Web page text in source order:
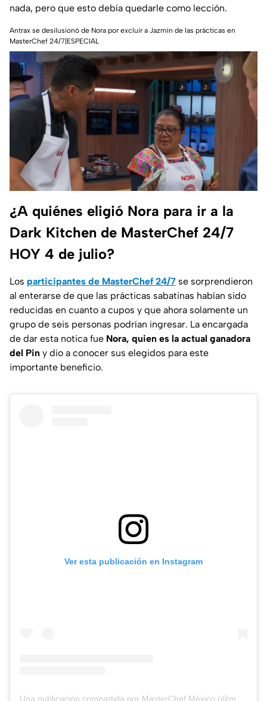
nada, pero que esto debía quedarle como lección.
Antrax se desilusionó de Nora por excluir a Jazmín de las prácticas en
MasterChef 24/7|ESPECIAL
¿A quiénes eligió Nora para ir a la
Dark Kitchen de MasterChef 24/7
HOY 4 de julio?
Los participantes de MasterChef 24/7 se sorprendieron
al enterarse de que las prácticas sabatinas habían sido
reducidas en cuanto a cupos y que ahora solamente un
grupo de seis personas podrían ingresar. La encargada
de dar esta notica fue Nora, quien es la actual ganadora
del Pin y dio a conocer sus elegidos para este
importante beneficio.
Ver esta publicación en Instagram